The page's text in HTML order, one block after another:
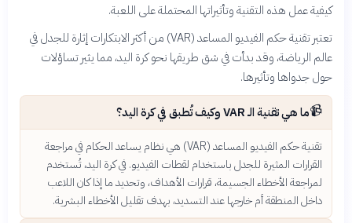
كيفية عمل هذه التقنية وتأثيراتها المحتملة على اللعبة.
تعتبر تقنية حكم الفيديو المساعد (VAR) من أكثر الابتكارات إثارة للجدل في
عالم الرياضة، وقد بدأت في شق طريقها نحو كرة اليد، مما يثير تساؤلات
حول جدواها وتأثيرها.
📹ما هي تقنية الـ VAR وكيف تُطبق في كرة اليد؟
تقنية حكم الفيديو المساعد (VAR) هي نظام يساعد الحكام في مراجعة
القرارات المثيرة للجدل باستخدام لقطات الفيديو. في كرة اليد، تُستخدم
لمراجعة الأخطاء الجسيمة، قرارات الأهداف، وتحديد ما إذا كان اللاعب
داخل المنطقة أم خارجها عند التسديد، بهدف تقليل الأخطاء البشرية.